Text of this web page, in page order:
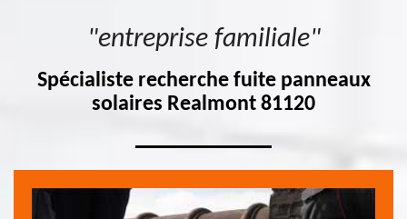
"entreprise familiale"
Spécialiste recherche fuite panneaux
solaires Realmont 81120